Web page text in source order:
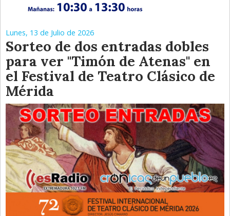
Lunes, 13 de Julio de 2026
Sorteo de dos entradas dobles
para ver "Timón de Atenas" en
el Festival de Teatro Clásico de
Mérida